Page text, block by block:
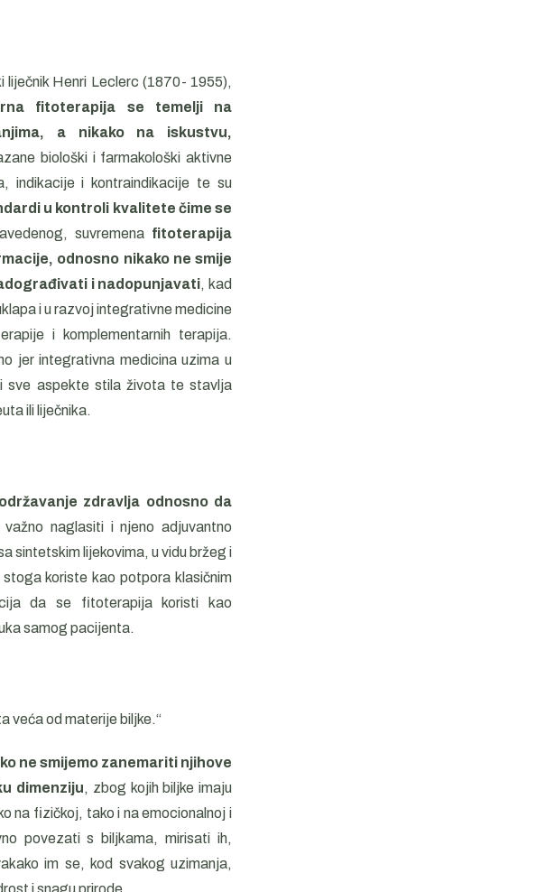
Henri Leclerc (1870- 1955),
fitoterapija se temelji na
a nikako na iskustvu,
biološki i farmakološki aktivne
indikacije i kontraindikacije te su
u kontroli kvalitete čime se
suvremena fitoterapija
odnosno nikako ne smije
i nadopunjavati, kad
i u razvoj integrativne medicine
i komplementarnih terapija.
jer integrativna medicina uzima u
sve aspekte stila života te stavlja
ili liječnika.
zdravlja odnosno da
naglasiti i njeno adjuvantno
sintetskim lijekovima, u vidu bržeg i
koriste kao potpora klasičnim
da se fitoterapija koristi kao
samog pacijenta.
veća od materije biljke.“
ne smijemo zanemariti njihove
dimenziju, zbog kojih biljke imaju
na fizičkoj, tako i na emocionalnoj i
povezati s biljkama, mirisati ih,
im se, kod svakog uzimanja,
i snagu prirode.